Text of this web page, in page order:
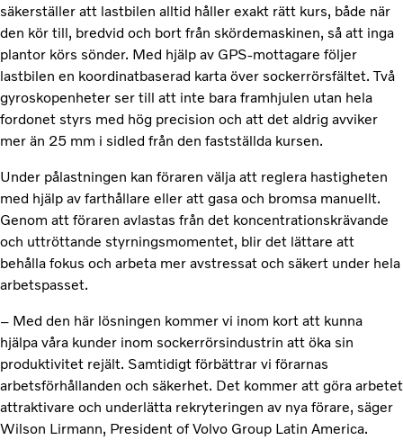
säkerställer att lastbilen alltid håller exakt rätt kurs, både när
den kör till, bredvid och bort från skördemaskinen, så att inga
plantor körs sönder. Med hjälp av GPS-mottagare följer
lastbilen en koordinatbaserad karta över sockerrörsfältet. Två
gyroskopenheter ser till att inte bara framhjulen utan hela
fordonet styrs med hög precision och att det aldrig avviker
mer än 25 mm i sidled från den fastställda kursen.
Under pålastningen kan föraren välja att reglera hastigheten
med hjälp av farthållare eller att gasa och bromsa manuellt.
Genom att föraren avlastas från det koncentrationskrävande
och uttröttande styrningsmomentet, blir det lättare att
behålla fokus och arbeta mer avstressat och säkert under hela
arbetspasset.
– Med den här lösningen kommer vi inom kort att kunna
hjälpa våra kunder inom sockerrörsindustrin att öka sin
produktivitet rejält. Samtidigt förbättrar vi förarnas
arbetsförhållanden och säkerhet. Det kommer att göra arbetet
attraktivare och underlätta rekryteringen av nya förare, säger
Wilson Lirmann, President of Volvo Group Latin America.